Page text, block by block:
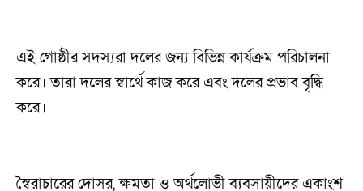
এই গোষ্ঠীর সদস্যরা দলের জন্য বিভিন্ন কার্যক্রম পরিচালনা
করে। তারা দলের স্বার্থে কাজ করে এবং দলের প্রভাব বৃদ্ধি
করে।
স্বৈরাচারের দোসর, ক্ষমতা ও অর্থলোভী ব্যবসায়ীদের একাংশ